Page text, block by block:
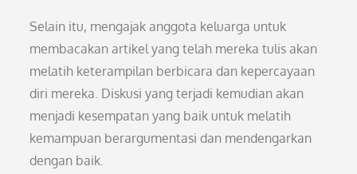
Selain itu, mengajak anggota keluarga untuk
membacakan artikel yang telah mereka tulis akan
melatih keterampilan berbicara dan kepercayaan
diri mereka. Diskusi yang terjadi kemudian akan
menjadi kesempatan yang baik untuk melatih
kemampuan berargumentasi dan mendengarkan
dengan baik.